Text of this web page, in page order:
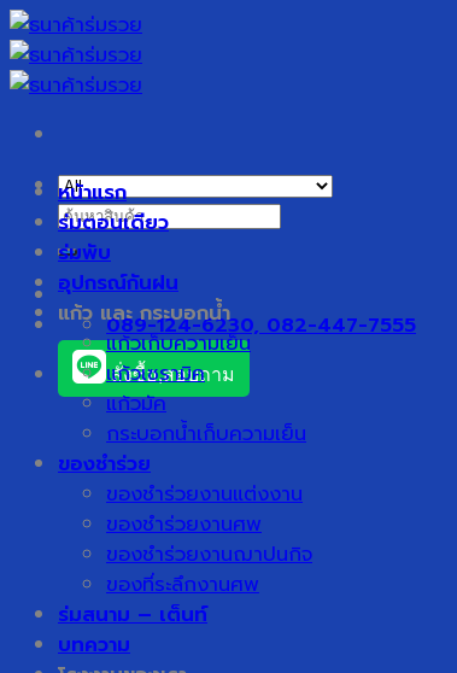
Skip
to
content
ค้นหา:
089-124-6230, 082-447-7555
สั่งซื้อ,สอบถาม
หน้าแรก
ร่มตอนเดียว
ร่มพับ
อุปกรณ์กันฝน
แก้ว และ กระบอกน้ำ
แก้วเก็บความเย็น
แก้วเซรามิค
แก้วมัค
กระบอกน้ำเก็บความเย็น
ของชำร่วย
ของชำร่วยงานแต่งงาน
ของชำร่วยงานศพ
ของชำร่วยงานฌาปนกิจ
ของที่ระลึกงานศพ
ร่มสนาม – เต็นท์
บทความ